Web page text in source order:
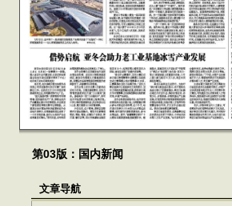
第03版：国内新闻
文章导航